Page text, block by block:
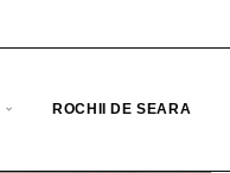
ROCHII DE SEARA